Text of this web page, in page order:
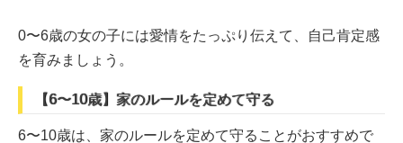
0〜6歳の女の子には愛情をたっぷり伝えて、自己肯定感
を育みましょう。
【6〜10歳】家のルールを定めて守る
6〜10歳は、家のルールを定めて守ることがおすすめで